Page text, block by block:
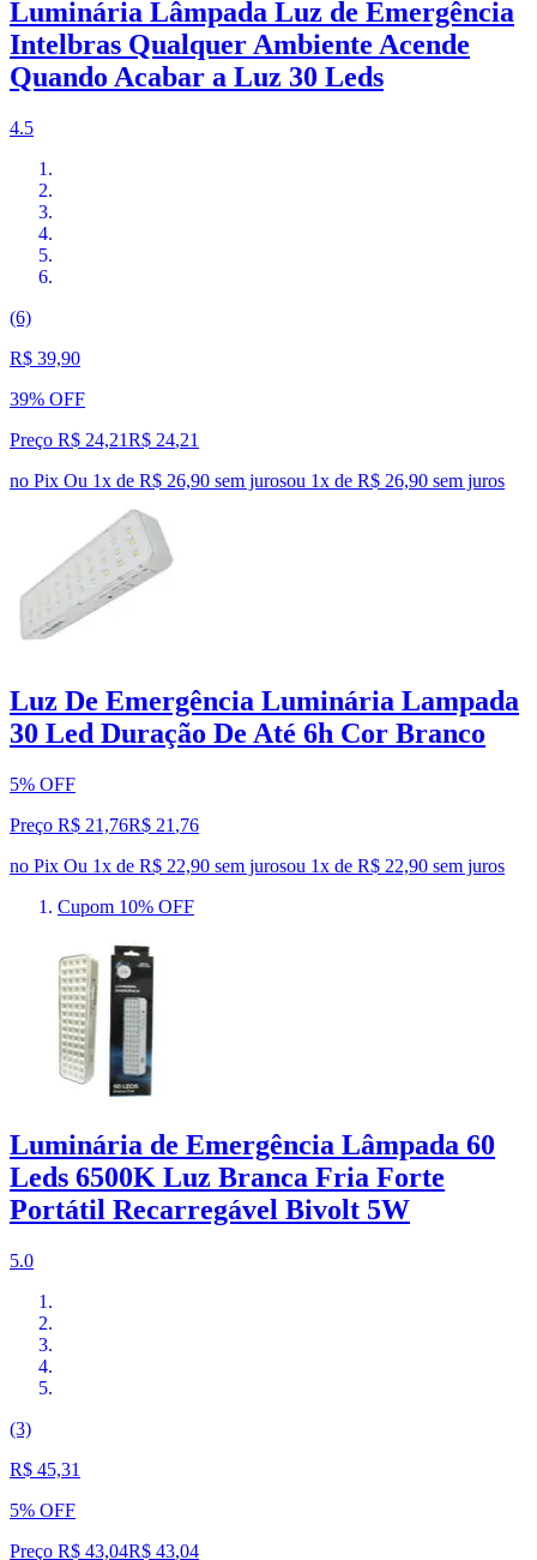
Luminária Lâmpada Luz de Emergência
Intelbras Qualquer Ambiente Acende
Quando Acabar a Luz 30 Leds
4.5
(6)
R$ 39,90
39% OFF
Preço R$ 24,21R$ 24,21
no Pix Ou 1x de R$ 26,90 sem jurosou 1x de R$ 26,90 sem juros
Luz De Emergência Luminária Lampada
30 Led Duração De Até 6h Cor Branco
5% OFF
Preço R$ 21,76R$ 21 ,76
no Pix Ou 1x de R$ 22,90 sem jurosou 1x de R$ 22,90 sem juros
Cupom 10% OFF
Luminária de Emergência Lâmpada 60
Leds 6500K Luz Branca Fria Forte
Portátil Recarregável Bivolt 5W
5.0
(3)
R$ 45,31
5% OFF
Preço R$ 43,04R$ 43,04